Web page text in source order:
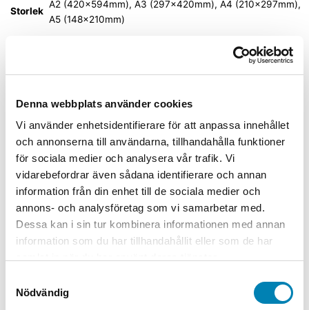
Denna webbplats använder cookies
Vi använder enhetsidentifierare för att anpassa innehållet
och annonserna till användarna, tillhandahålla funktioner
för sociala medier och analysera vår trafik. Vi
vidarebefordrar även sådana identifierare och annan
information från din enhet till de sociala medier och
annons- och analysföretag som vi samarbetar med.
Dessa kan i sin tur kombinera informationen med annan
information som du har tillhandahållit eller som de har
Nödvändig
Storlek
A2 (420x594mm), A3 (297x420mm), A4 (210x297mm),
A5 (148x210mm)
Varningsskylt Bryt och lås
frånskiljaren före arbete på kranen
Från: 45,00 kr 36,00 kr ink. moms ex. moms
Välj
alternativ
Den här produkten har flera varianter. De